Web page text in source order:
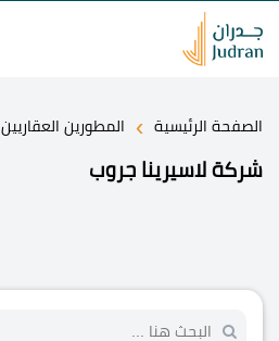
الصفحة الرئيسية › المطورين العقاريين
شركة لاسيرينا جروب